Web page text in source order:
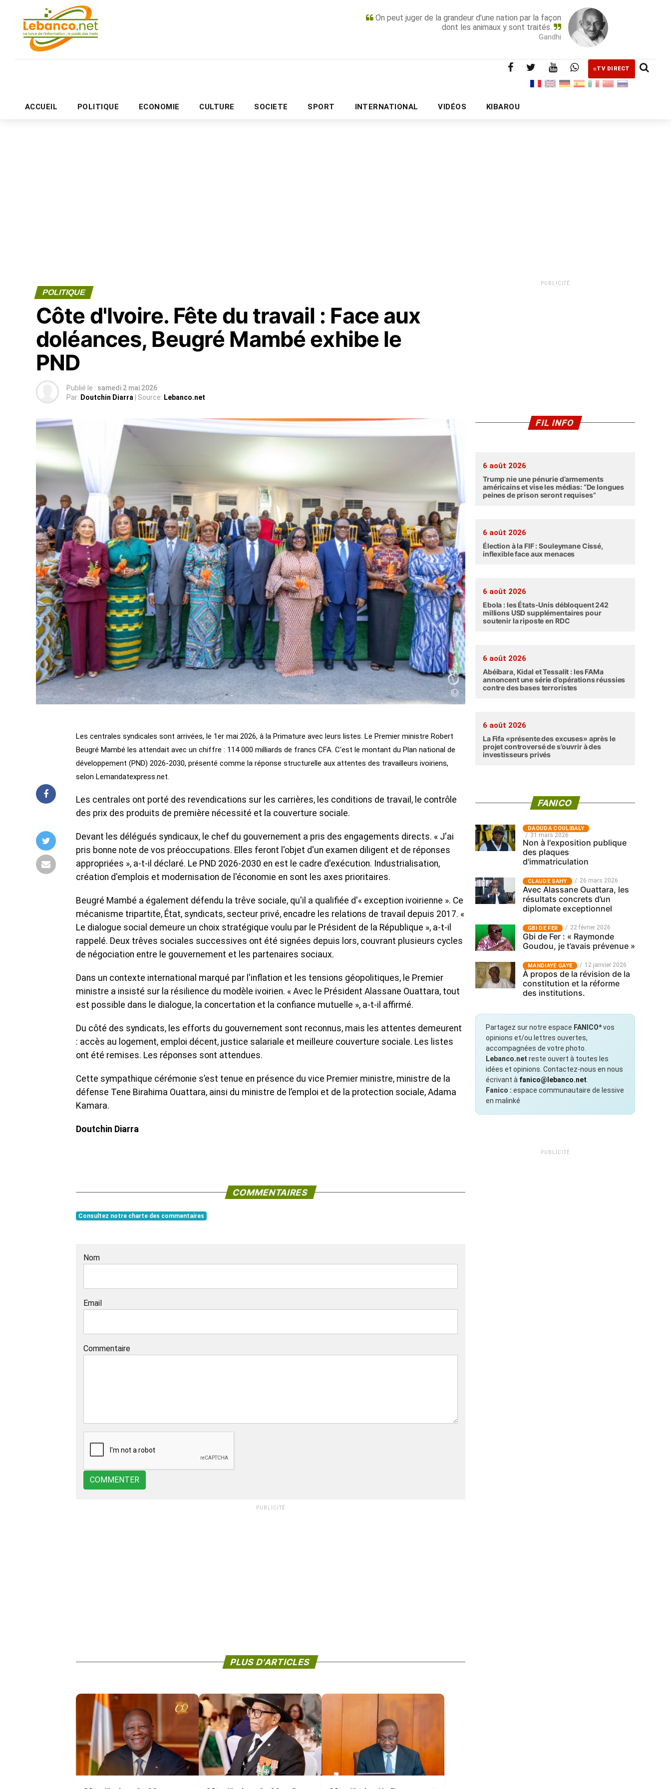
On peut juger de la grandeur d'une nation par la façon
dont les animaux y sont traités.
Gandhi
TV DIRECT
ACCUEIL POLITIQUE ECONOMIE CULTURE SOCIETE SPORT INTERNATIONAL VIDÉOS KIBAROU
PUBLICITÉ
POLITIQUE
Côte d'Ivoire. Fête du travail : Face aux
doléances, Beugré Mambé exhibe le
PND
Publié le : samedi 2 mai 2026
Par: Doutchin Diarra | Source: Lebanco.net
Les centrales syndicales sont arrivées, le 1er mai 2026, à la Primature avec leurs listes. Le Premier ministre Robert
Beugré Mambé les attendait avec un chiffre : 114 000 milliards de francs CFA. C'est le montant du Plan national de
développement (PND) 2026-2030, présenté comme la réponse structurelle aux attentes des travailleurs ivoiriens,
selon Lemandatexpress.net.
Les centrales ont porté des revendications sur les carrières, les conditions de travail, le contrôle
des prix des produits de première nécessité et la couverture sociale.
Devant les délégués syndicaux, le chef du gouvernement a pris des engagements directs. « J'ai
pris bonne note de vos préoccupations. Elles feront l'objet d'un examen diligent et de réponses
appropriées », a-t-il déclaré. Le PND 2026-2030 en est le cadre d'exécution. Industrialisation,
création d'emplois et modernisation de l'économie en sont les axes prioritaires.
Beugré Mambé a également défendu la trêve sociale, qu'il a qualifiée d'« exception ivoirienne ». Ce
mécanisme tripartite, État, syndicats, secteur privé, encadre les relations de travail depuis 2017. «
Le dialogue social demeure un choix stratégique voulu par le Président de la République », a-t-il
rappelé. Deux trêves sociales successives ont été signées depuis lors, couvrant plusieurs cycles
de négociation entre le gouvernement et les partenaires sociaux.
Dans un contexte international marqué par l'inflation et les tensions géopolitiques, le Premier
ministre a insisté sur la résilience du modèle ivoirien. « Avec le Président Alassane Ouattara, tout
est possible dans le dialogue, la concertation et la confiance mutuelle », a-t-il affirmé.
Du côté des syndicats, les efforts du gouvernement sont reconnus, mais les attentes demeurent
: accès au logement, emploi décent, justice salariale et meilleure couverture sociale. Les listes
ont été remises. Les réponses sont attendues.
Cette sympathique cérémonie s’est tenue en présence du vice Premier ministre, ministre de la
défense Tene Birahima Ouattara, ainsi du ministre de l’emploi et de la protection sociale, Adama
Kamara.
Doutchin Diarra
COMMENTAIRES
Consultez notre charte des commentaires
Nom
Email
Commentaire
COMMENTER
PUBLICITÉ
PLUS D'ARTICLES
PUBLICITÉ
FIL INFO
6 août 2026
Trump nie une pénurie d’armements
américains et vise les médias: “De longues
peines de prison seront requises”
6 août 2026
Élection à la FIF : Souleymane Cissé,
inflexible face aux menaces
6 août 2026
Ebola : les États-Unis débloquent 242
millions USD supplémentaires pour
soutenir la riposte en RDC
6 août 2026
Abéibara, Kidal et Tessalit : les FAMa
annoncent une série d’opérations réussies
contre des bases terroristes
6 août 2026
La Fifa «présente des excuses» après le
projet controversé de s’ouvrir à des
investisseurs privés
FANICO
‎DAOUDA COULIBALY
31 mars 2026
Non à l'exposition publique
des plaques
d'immatriculation
CLAUDE SAHY 26 mars 2026
Avec Alassane Ouattara, les
résultats concrets d’un
diplomate exceptionnel
GBI DE FER 22 février 2026
Gbi de Fer : « Raymonde
Goudou, je t’avais prévenue »
MANDIAYE GAYE 12 janvier 2026
À propos de la révision de la
constitution et la réforme
des institutions.
Partagez sur notre espace FANICO*vos
opinions et/ou lettres ouvertes,
accompagnées de votre photo.
Lebanco.net reste ouvert à toutes les
idées et opinions. Contactez-nous en nous
écrivant à fanico@lebanco.net
Fanico : espace communautaire de lessive
en malinké
PUBLICITÉ